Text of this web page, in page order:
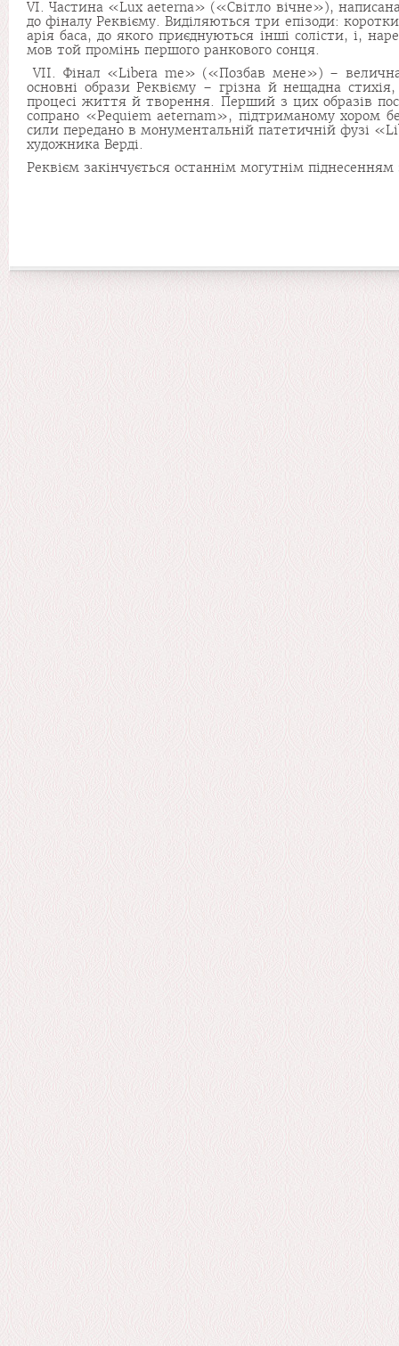
VI. Частина «Lux aeterna» («Світло вічне»),
до фіналу Реквієму. Виділяються три епізоди:
арія баса, до якого приєднуються інші солісти, і,
мов той промінь першого ранкового сонця.
VII. Фінал «Libera me» («Позбав мене») – велична
основні образи Реквієму – грі­зна й нещадна
процесі життя й творення. Перший з цих образів
сопрано «Pequiem aeternam», підтриманому хором
сили передано в монументальній пате­тичній фузі
художника Верді.
Реквієм закінчується останнім могутнім